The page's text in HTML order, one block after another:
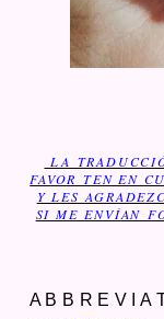
LA
FAVOR TEN EN
Y LES
SI ME ENVÍAN
A B B R E V I A